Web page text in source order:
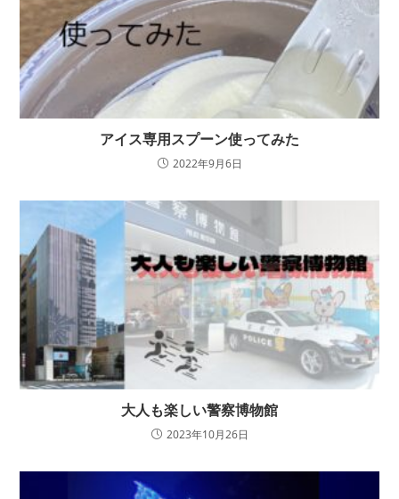
アイス専用スプーン使ってみた
2022年9月6日
大人も楽しい警察博物館
2023年10月26日